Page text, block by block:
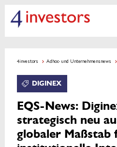
4investors Adhoc- und Unternehmensnews
DIGINEX
EQS-News:
strategisch neu
globaler Maßstab